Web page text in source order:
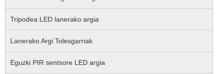
Tripodea LED lanerako argia
Lanerako Argi Tolesgarriak
Eguzki PIR sentsore LED argia